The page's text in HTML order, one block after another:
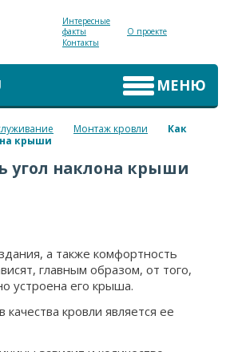
Интересные
факты
О проекте
Контакты
МЕНЮ
Монтаж кровли
Как
крыши
угол наклона крыши
а также комфортность
главным образом, от того,
устроена его крыша.
кровли является ее